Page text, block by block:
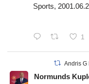
Sports,
1
Andris G
Normunds